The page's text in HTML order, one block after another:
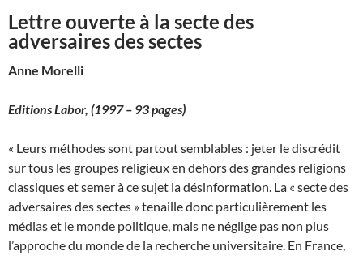
Lettre ouverte à la secte des
adversaires des sectes
Anne Morelli
Editions Labor, (1997 – 93 pages)
« Leurs méthodes sont partout semblables : jeter le discrédit
sur tous les groupes religieux en dehors des grandes religions
classiques et semer à ce sujet la désinformation. La « secte des
adversaires des sectes » tenaille donc particulièrement les
médias et le monde politique, mais ne néglige pas non plus
l’approche du monde de la recherche universitaire. En France,